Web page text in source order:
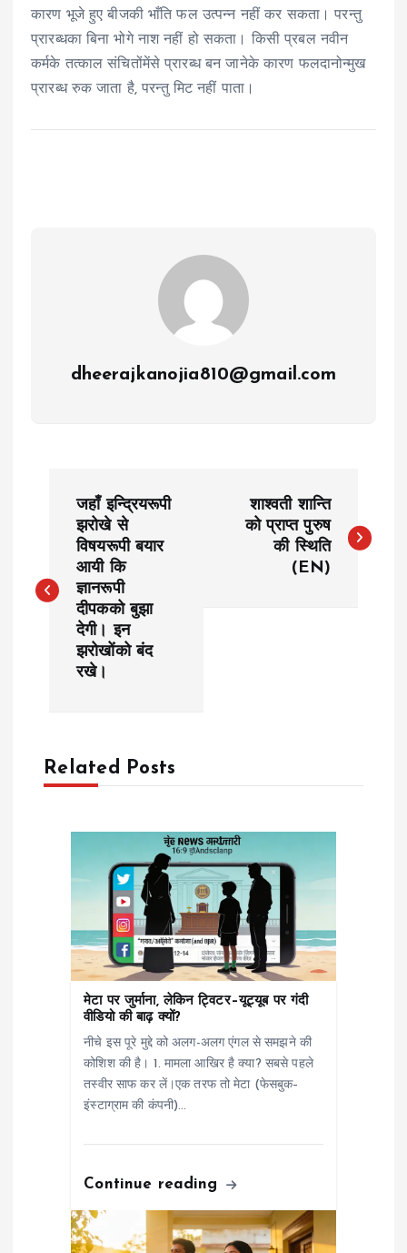
कारण भूजे हुए बीजकी भाँति फल उत्पन्न नहीं कर सकता। परन्तु
प्रारब्धका बिना भोगे नाश नहीं हो सकता। किसी प्रबल नवीन
कर्मके तत्काल संचितोंमेंसे प्रारब्ध बन जानेके कारण फलदानोन्मुख
प्रारब्ध रुक जाता है, परन्तु मिट नहीं पाता।
dheerajkanojia810@gmail.com
s
v
जहाँ इन्द्रियरूपी
झरोखे से
विषयरूपी बयार
आयी कि
ज्ञानरूपी
दीपकको बुझा
देगी। इन
झरोखोंको बंद
रखे।
शाश्वती शान्ति
को प्राप्त पुरुष
की स्थिति
(EN)
Related Posts
मेटा पर जुर्माना, लेकिन ट्विटर–यूट्यूब पर गंदी
वीडियो की बाढ़ क्यों?
नीचे इस पूरे मुद्दे को अलग-अलग एंगल से समझने की
कोशिश की है। 1. मामला आखिर है क्या? सबसे पहले
तस्वीर साफ कर लें।एक तरफ तो मेटा (फेसबुक–
इंस्टाग्राम की कंपनी)…
Continue reading